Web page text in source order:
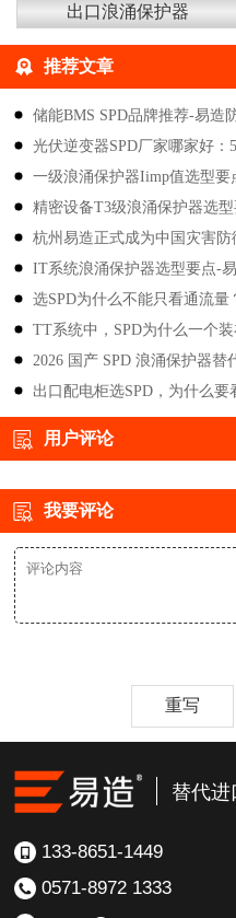
出口浪涌保护器
推荐文章
储能BMS SPD品牌推荐-易造
光伏逆变器SPD厂家哪家好：
一级浪涌保护器Iimp值选型要
精密设备T3级浪涌保护器选
杭州易造正式成为中国灾害
雷
IT系统浪涌保护器选型要点-
选SPD为什么不能只看通流
防雷
TT系统中，SPD为什么一个
后？-易造防雷
2026 国产 SPD 浪涌保护器
勿只对比价格-易造防雷
出口配电柜选SPD，为什么
雷技术解答
用户评论
我要评论
重写
替代进
133-8651-1449
0571-8972 1333